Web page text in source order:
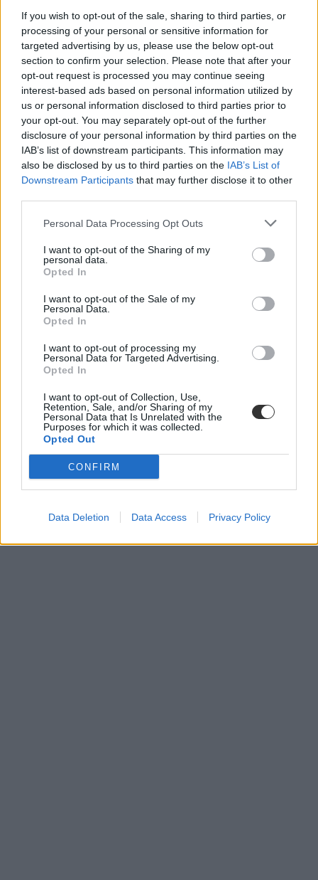
If you wish to opt-out of the sale, sharing to third parties, or
processing of your personal or sensitive information for
targeted advertising by us, please use the below opt-out
section to confirm your selection. Please note that after your
opt-out request is processed you may continue seeing
interest-based ads based on personal information utilized by
us or personal information disclosed to third parties prior to
your opt-out. You may separately opt-out of the further
disclosure of your personal information by third parties on the
IAB’s list of downstream participants. This information may
also be disclosed by us to third parties on the IAB’s List of
Downstream Participants that may further disclose it to other
Personal Data Processing Opt Outs
I want to opt-out of the Sharing of my
personal data.
Opted In
I want to opt-out of the Sale of my
Personal Data.
Opted In
I want to opt-out of processing my
Personal Data for Targeted Advertising.
Opted In
I want to opt-out of Collection, Use,
Retention, Sale, and/or Sharing of my
Personal Data that Is Unrelated with the
Purposes for which it was collected.
Opted Out
CONFIRM
Data Deletion Data Access Privacy Policy
Halloween programajánló
budapest
Halloween
programajánló
fővárosi állatkert